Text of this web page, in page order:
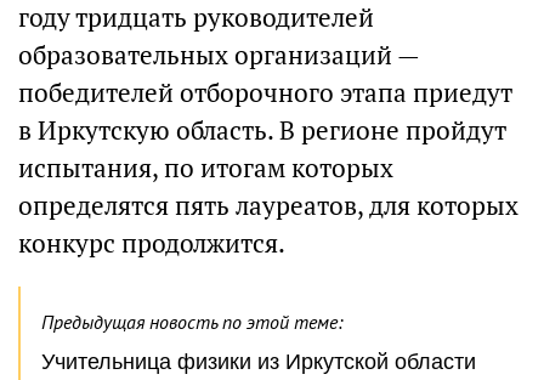
году тридцать руководителей
образовательных организаций —
победителей отборочного этапа приедут
в Иркутскую область. В регионе пройдут
испытания, по итогам которых
определятся пять лауреатов, для которых
конкурс продолжится.
Предыдущая новость по этой теме:
Учительница физики из Иркутской области